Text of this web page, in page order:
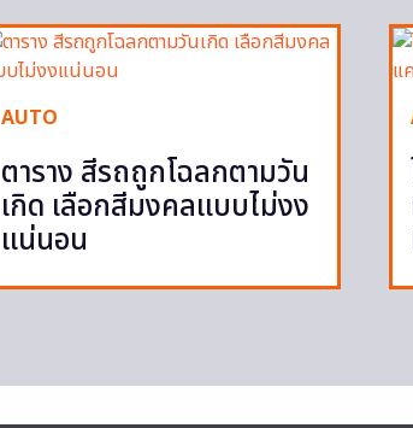
AUTO
ตาราง สีรถถูกโฉลกตามวัน
เกิด เลือกสีมงคลแบบไม่งง
แน่นอน